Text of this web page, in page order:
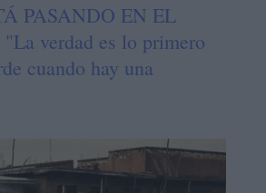
PASANDO EN EL
verdad es lo primero
cuando hay una